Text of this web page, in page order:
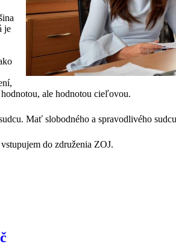
je
ale hodnotou cieľovou.
Mať slobodného a spravodlivého
do združenia ZOJ.